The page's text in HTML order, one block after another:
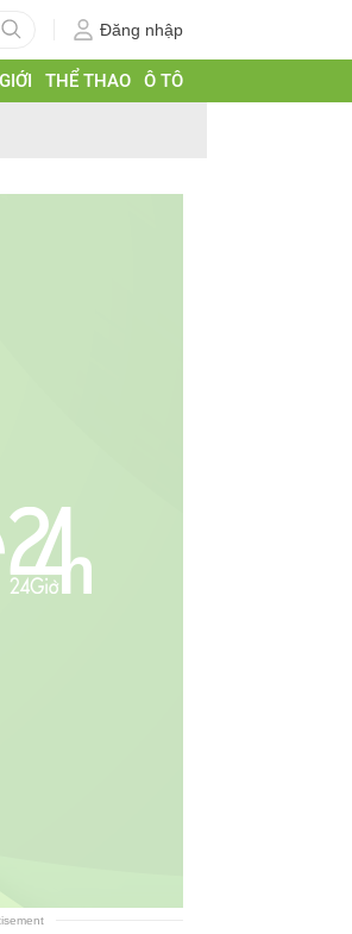
Đăng nhập
THỂ THAO Ô TÔ